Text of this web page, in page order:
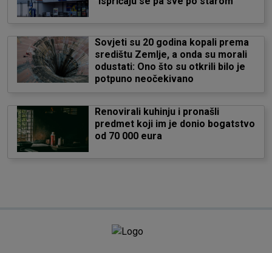
Sovjeti su 20 godina kopali prema
središtu Zemlje, a onda su morali
odustati: Ono što su otkrili bilo je
potpuno neočekivano
Renovirali kuhinju i pronašli
predmet koji im je donio bogatstvo
od 70 000 eura